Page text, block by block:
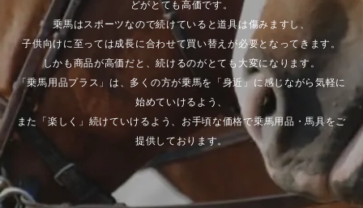
どがとても高価です。
乗馬はスポーツなので続けていると道具は傷みますし、
子供向けに至っては成長に合わせて買い替えが必要となってきます。
しかも商品が高価だと、続けるのがとても大変になります。
「乗馬用品プラス」は、多くの方が乗馬を「身近」に感じながら気軽に
始めていけるよう、
また「楽しく」続けていけるよう、お手頃な価格で乗馬用品・馬具をご
提供しております。